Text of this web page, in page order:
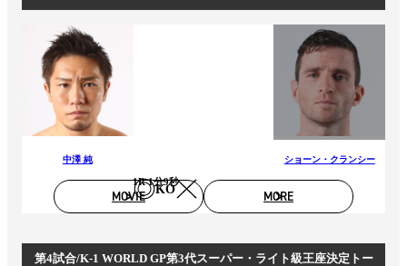
中澤 純
KO
1R 1分9秒
ショーン・クランシー
MOVIE MORE
第4試合/K-1 WORLD GP第3代スーパー・ライト級王座決定トー